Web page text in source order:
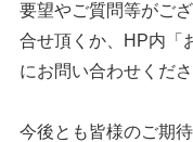
要望やご質問等がござ
合せ頂くか、HP内「
にお問い合わせくださ
今後とも皆様のご期